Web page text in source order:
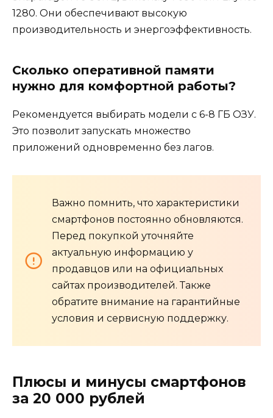
1280. Они обеспечивают высокую
производительность и энергоэффективность.
Сколько оперативной памяти
нужно для комфортной работы?
Рекомендуется выбирать модели с 6-8 ГБ ОЗУ.
Это позволит запускать множество
приложений одновременно без лагов.
Важно помнить, что характеристики
смартфонов постоянно обновляются.
Перед покупкой уточняйте
актуальную информацию у
продавцов или на официальных
сайтах производителей. Также
обратите внимание на гарантийные
условия и сервисную поддержку.
Плюсы и минусы смартфонов
за 20 000 рублей